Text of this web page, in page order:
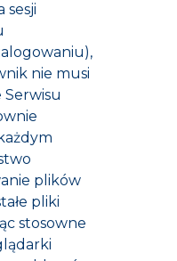
sesji
nie musi
plików
pliki
stosowne